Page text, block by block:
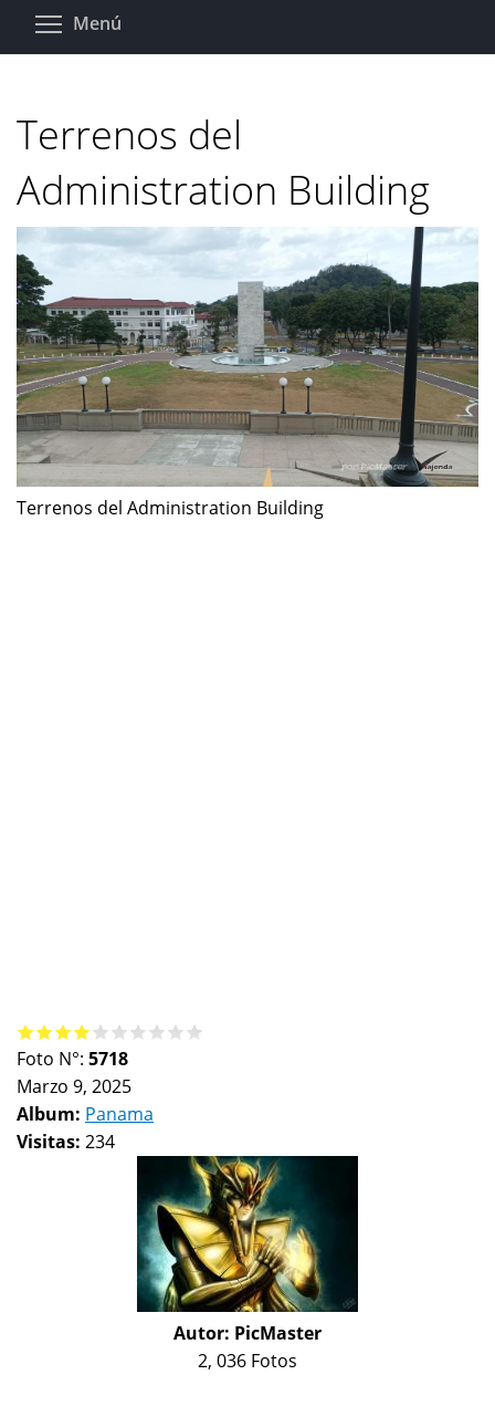
Pasar
Menú
Terrenos del
Administration Building
Terrenos del Administration Building
Foto N°: 5718
Marzo 9, 2025
Album: Panama
Visitas: 234
Autor: PicMaster
2, 036 Fotos